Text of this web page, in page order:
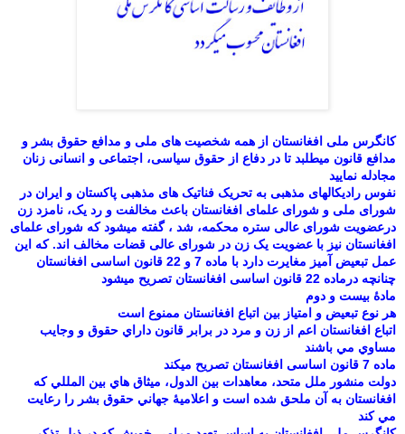
کانگرس ملی افغانستان از همه شخصیت های ملی و مدافع حقوق بشر و
مدافع قانون میطلبد تا در دفاع از حقوق سیاسی، اجتماعی و انسانی زنان
مجادله نمایید
نفوس رادیکالهای مذهبی به تحریک فناتیک های مذهبی پاکستان و ایران در
شورای ملی و شورای علمای افغانستان باعث مخالفت و رد یک، نامزد زن
درعضویت شورای عالی ستره محکمه، شد ، گفته میشود که شورای علمای
افغانستان نیز با عضویت یک زن در شورای عالی قضات مخالف اند. که این
عمل تبعیض آمیز مغایرت دارد با ماده 7 و 22 قانون اساسی افغانستان
چنانچه درماده
مادۀ بيست و دوم
هر نوع تبعيض و امتياز بين اتباع افغانستان ممنوع است
اتباع افغانستان اعم از زن و مرد در برابر قانون داراي حقوق و وجايب
مساوي مي باشند
ماده 7 قانون اساسی افغانستان تصریح میکند
دولت منشور ملل متحد، معاهدات بين الدول، ميثاق هاي بين المللي که
افغانستان به آن ملحق شده است و اعلاميۀ جهاني حقوق بشر را رعايت
مي کند